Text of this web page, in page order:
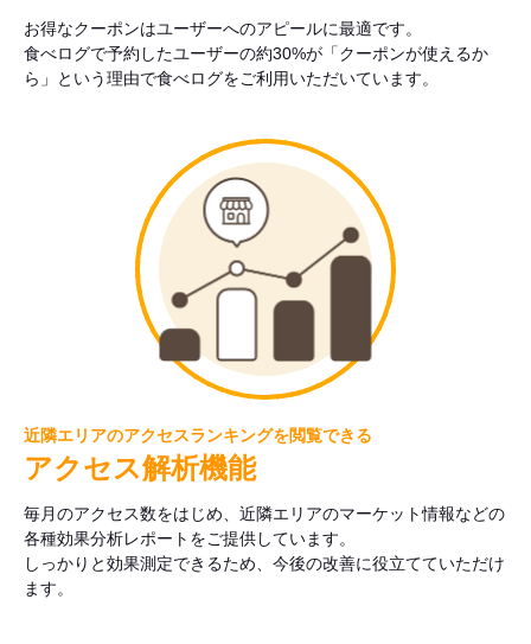
お得なクーポンはユーザーへのアピールに最適です。
食べログで予約したユーザーの約30%が「クーポンが使えるか
ら」という理由で食べログをご利用いただいています。
近隣エリアのアクセスランキングを閲覧できる
アクセス解析機能
毎月のアクセス数をはじめ、近隣エリアのマーケット情報などの
各種効果分析レポートをご提供しています。
しっかりと効果測定できるため、今後の改善に役立てていただけ
ます。